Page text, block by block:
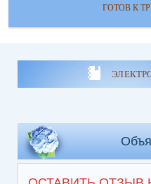
ГОТОВ К